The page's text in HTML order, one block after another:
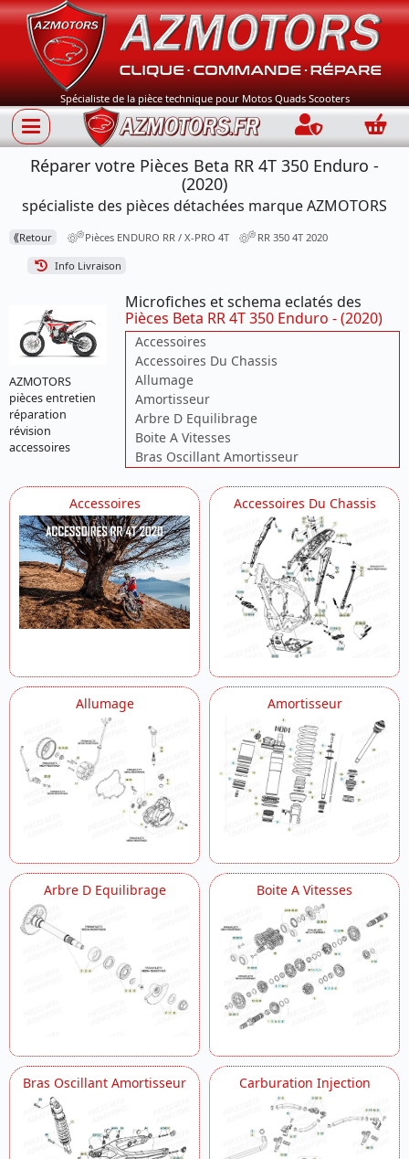
Spécialiste de la pièce technique pour Motos Quads Scooters
Connection
Réparer votre Pièces Beta RR 4T 350 Enduro -
(2020)
spécialiste des pièces détachées marque AZMOTORS
⟪Retour Pièces ENDURO RR / X-PRO 4T RR 350 4T 2020
Info Livraison
AZMOTORS
pièces entretien
réparation
révision
accessoires
Microfiches et schema eclatés des
Pièces Beta RR 4T 350 Enduro - (2020)
Accessoires
Accessoires Du Chassis
Allumage
Amortisseur
Arbre D Equilibrage
Boite A Vitesses
Bras Oscillant Amortisseur
Carenages Arriere
Carenages Avant
Carters Moteur
Carter D Embrayage
Chassis
Commandes Guidon
Cylindre Culasse
Demarreur
Distribution
Echappement
Embrayage
Filtre A Air
Fourche
Freins
Outillages
Outils
Pompe A Eau
Pompe A Huile
Radiateur
Roue Arriere
Roue Avant
Selecteur Vitesses
Systeme Electrique
Vilebrequin Piston Contre Arbre
Accessoires Accessoires Du Chassis
Allumage Amortisseur
Arbre D Equilibrage Boite A Vitesses
Bras Oscillant Amortisseur Carburation Injection